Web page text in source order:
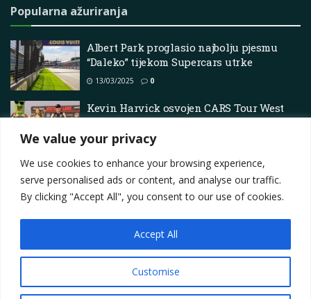
We value your privacy
We use cookies to enhance your browsing experience,
serve personalised ads or content, and analyse our traffic.
By clicking "Accept All", you consent to our use of cookies.
Customise
Accept All
Popularna ažuriranja
Albert Park proglasio najbolju pjesmu
“Daleko” tijekom Supercars utrke
13/03/2025 0
Kevin Harvick osvojen CARS Tour West
Pro na otvaranju kasne sezone – Scena
na kratkim stazama
Contact
Privacy Policy
Terms Marketing i oglašavanje